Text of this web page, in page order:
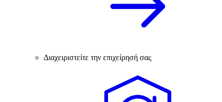
Διαχειριστείτε την επιχείρησή σας